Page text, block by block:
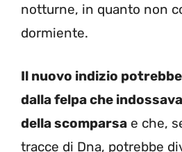
notturne, in quanto non
dormiente.
Il nuovo indizio
dalla felpa che
della scomparsa e che,
tracce di Dna, potrebbe